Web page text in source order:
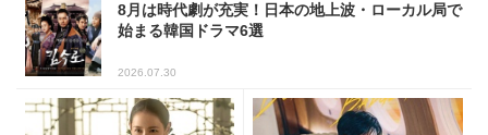
8月は時代劇が充実！日本の地上波・ローカル局で
始まる韓国ドラマ6選
2026.07.30